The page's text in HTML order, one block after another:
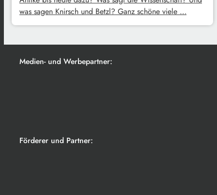
was sagen Knirsch und Betzl? Ganz schöne viele …
Medien- und Werbepartner:
Förderer und Partner: